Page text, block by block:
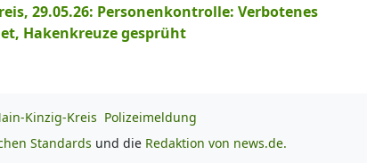
29.05.26: Personenkontrolle: Verbotenes
Hakenkreuze gesprüht
Kinzig-Kreis Polizeimeldung
Standards und die Redaktion von news.de.